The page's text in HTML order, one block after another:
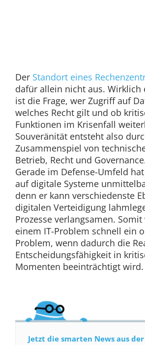
Der Standort eines
dafür allein nicht aus. Wirklich
ist die Frage, wer Zugriff auf
welches Recht gilt und ob
Funktionen im Krisenfall
Souveränität entsteht also
Zusammenspiel von
Betrieb, Recht und
Gerade im Defense-Umfeld
auf digitale Systeme
denn er kann verschiedenste
digitalen Verteidigung
Prozesse verlangsamen.
einem IT-Problem schnell ein
Problem, wenn dadurch die
Entscheidungsfähigkeit in
Momenten beeinträchtigt wird.
Jetzt die smarten News aus